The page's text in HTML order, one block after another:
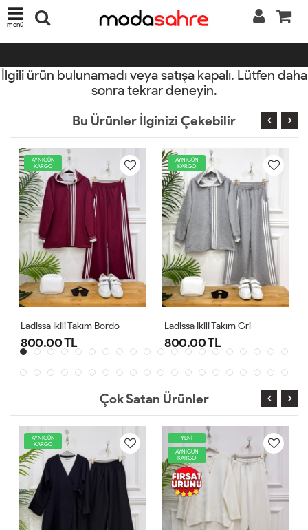
menü
İlgili ürün bulunamadı veya satışa kapalı. Lütfen daha
sonra tekrar deneyin.
Bu Ürünler İlginizi Çekebilir
AYNIGÜN
KARGO
Ladissa İkili Takım Bordo
800.00 TL
AYNIGÜN
KARGO
Ladissa İkili Takım Gri
800.00 TL
Çok Satan Ürünler
AYNIGÜN
KARGO
YENİ
AYNIGÜN
KARGO